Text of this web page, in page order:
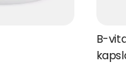
B-